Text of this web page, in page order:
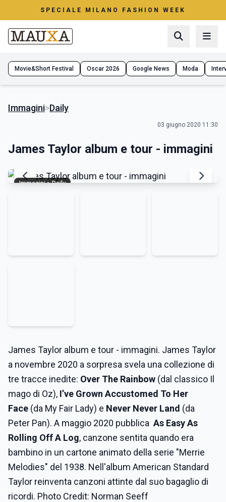
SPECIALE MILANO FASHION WEEK
Movie&Short Festival Oscar 2026 Google News Moda
Immagini>Daily
03 giugno 2020 11:30
James Taylor album e tour - immagini
Immagini > Daily
James Taylor album e tour - immagini. James Taylor
a novembre 2020 a sorpresa svela una collezione di
tre tracce inedite: Over The Rainbow (dal classico Il
mago di Oz), I’ve Grown Accustomed To Her
Face (da My Fair Lady) e Never Never Land (da
Peter Pan). A maggio 2020 pubblica As Easy As
Rolling Off A Log, canzone sentita quando era
bambino in un cartone animato della serie "Merrie
Melodies" del 1938. Nell'album American Standard
Taylor reinventa canzoni attinte dal suo bagaglio di
ricordi. Photo Credit: Norman Seeff